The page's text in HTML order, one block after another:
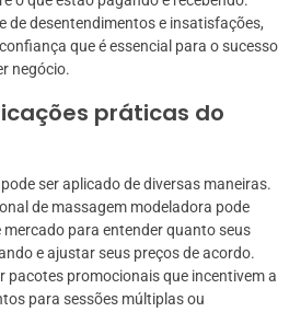
de desentendimentos e insatisfações,
que é essencial para o sucesso
negócio.
práticas do
ser aplicado de diversas maneiras.
de massagem modeladora pode
mercado para entender quanto seus
e ajustar seus preços de acordo.
pacotes promocionais que incentivem a
para sessões múltiplas ou